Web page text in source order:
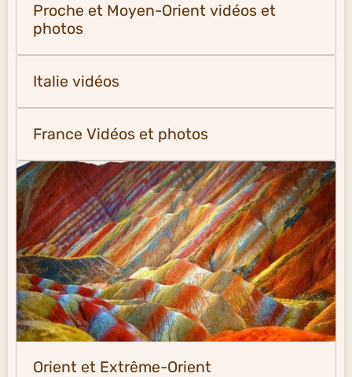
Proche et Moyen-Orient vidéos et
photos
Italie vidéos
France Vidéos et photos
Orient et Extrême-Orient